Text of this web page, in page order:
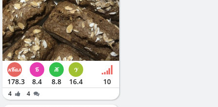
178.3 8.4 8.8 16.4 10
4 4